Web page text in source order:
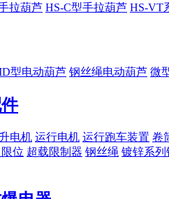
拉葫芦 HS-C型手拉葫芦 HS-VT
型电动葫芦 钢丝绳电动葫芦 微
电机 运行电机 运行跑车装置 卷
位 超载限制器 钢丝绳 镀锌系列